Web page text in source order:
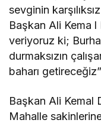
sevginin
Başkan Ali Kema
veriyoruz ki;
durmaksızın
baharı
Başkan Ali Kemal
Mahalle